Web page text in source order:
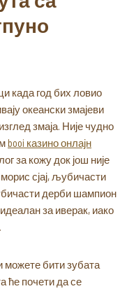
када год бих ловио
океански змајеви
змаја. Није чудно
booi казино онлајн
за кожу док још није
сјај, љубичасти
дерби шампион
за иверак, иако
можете бити зубата
ће почети да се